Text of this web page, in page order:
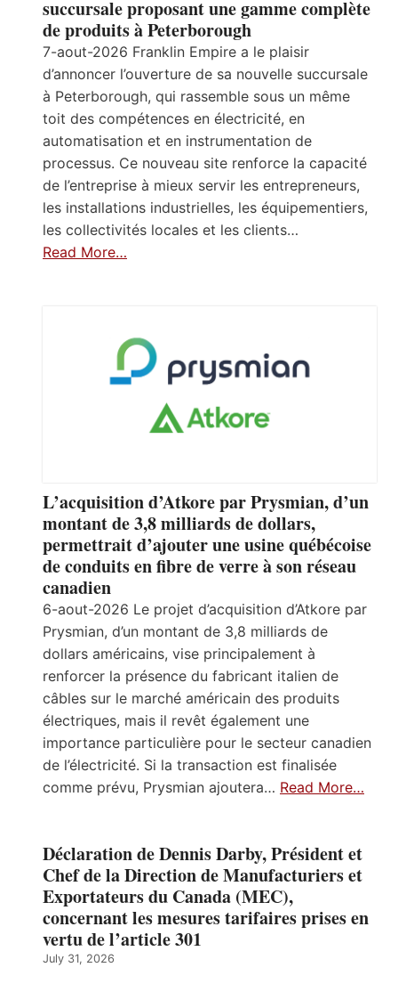
succursale proposant une gamme complète
de produits à Peterborough
7-aout-2026 Franklin Empire a le plaisir
d’annoncer l’ouverture de sa nouvelle succursale
à Peterborough, qui rassemble sous un même
toit des compétences en électricité, en
automatisation et en instrumentation de
processus. Ce nouveau site renforce la capacité
de l’entreprise à mieux servir les entrepreneurs,
les installations industrielles, les équipementiers,
les collectivités locales et les clients…
Read More…
L’acquisition d’Atkore par Prysmian, d’un
montant de 3,8 milliards de dollars,
permettrait d’ajouter une usine québécoise
de conduits en fibre de verre à son réseau
canadien
6-aout-2026 Le projet d’acquisition d’Atkore par
Prysmian, d’un montant de 3,8 milliards de
dollars américains, vise principalement à
renforcer la présence du fabricant italien de
câbles sur le marché américain des produits
électriques, mais il revêt également une
importance particulière pour le secteur canadien
de l’électricité. Si la transaction est finalisée
comme prévu, Prysmian ajoutera… Read More…
Déclaration de Dennis Darby, Président et
Chef de la Direction de Manufacturiers et
Exportateurs du Canada (MEC),
concernant les mesures tarifaires prises en
vertu de l’article 301
July 31, 2026